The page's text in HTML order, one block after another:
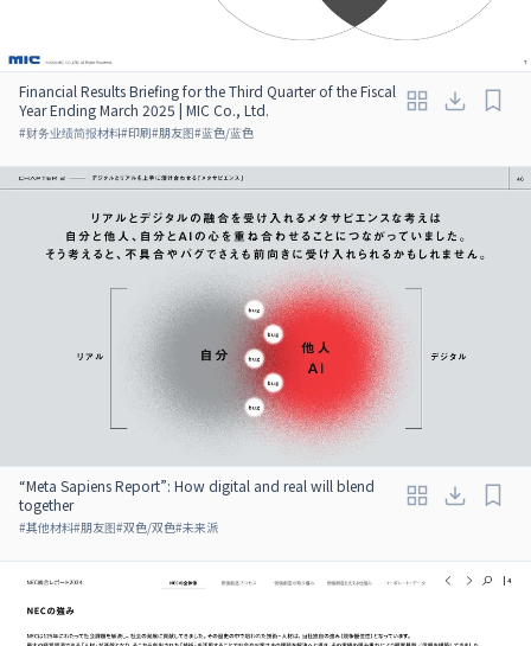
Financial Results Briefing for the Third Quarter of the Fiscal
Year Ending March 2025 | MIC Co., Ltd.
#财务业绩简报材料#印刷#朋友图#蓝色/蓝色
“Meta Sapiens Report”: How digital and real will blend
together
#其他材料#朋友图#双色/双色#未来派